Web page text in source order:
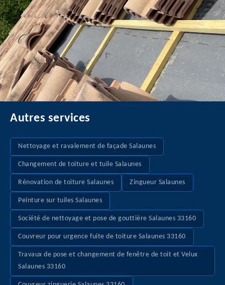
Autres services
Nettoyage et ravalement de façade Salaunes
Changement de toiture et tuile Salaunes
Rénovation de toiture Salaunes Zingueur Salaunes
Peinture sur tuiles Salaunes
Société de nettoyage et pose de gouttière Salaunes 33160
Couvreur pour urgence fuite de toiture Salaunes 33160
Travaux de pose et changement de fenêtre de toit et Velux
Salaunes 33160